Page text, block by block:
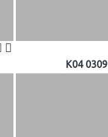
K04 0309